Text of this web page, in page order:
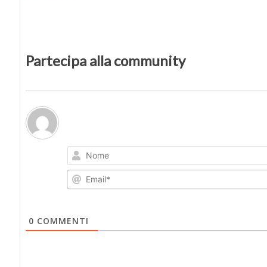
Partecipa alla community
0 COMMENTI